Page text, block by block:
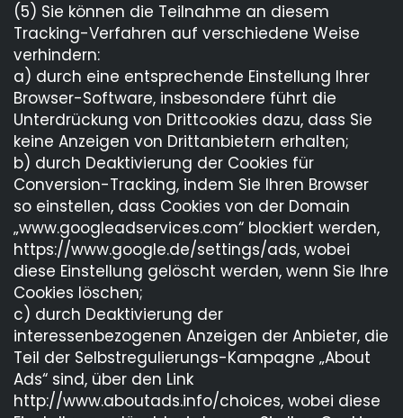
(5) Sie können die Teilnahme an diesem
Tracking-Verfahren auf verschiedene Weise
verhindern:
a) durch eine entsprechende Einstellung Ihrer
Browser-Software, insbesondere führt die
Unterdrückung von Drittcookies dazu, dass Sie
keine Anzeigen von Drittanbietern erhalten;
b) durch Deaktivierung der Cookies für
Conversion-Tracking, indem Sie Ihren Browser
so einstellen, dass Cookies von der Domain
„www.googleadservices.com“ blockiert werden,
https://www.google.de/settings/ads, wobei
diese Einstellung gelöscht werden, wenn Sie Ihre
Cookies löschen;
c) durch Deaktivierung der
interessenbezogenen Anzeigen der Anbieter, die
Teil der Selbstregulierungs-Kampagne „About
Ads“ sind, über den Link
http://www.aboutads.info/choices, wobei diese